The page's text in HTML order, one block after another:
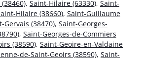
, Saint-Hilaire (63330), Saint-
Hilaire (38660), Saint-Guillaume
Gervais (38470), Saint-Georges-
, Saint-Georges-de-Commiers
(38590), Saint-Geoire-en-Valdaine
de-Saint-Geoirs (38590), Saint-